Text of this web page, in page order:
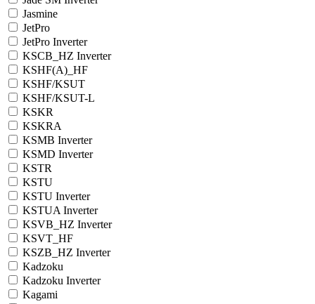
Jasmine
JetPro
JetPro Inverter
KSCB_HZ Inverter
KSHF(A)_HF
KSHF/KSUT
KSHF/KSUT-L
KSKR
KSKRA
KSMB Inverter
KSMD Inverter
KSTR
KSTU
KSTU Inverter
KSTUA Inverter
KSVB_HZ Inverter
KSVT_HF
KSZB_HZ Inverter
Kadzoku
Kadzoku Inverter
Kagami